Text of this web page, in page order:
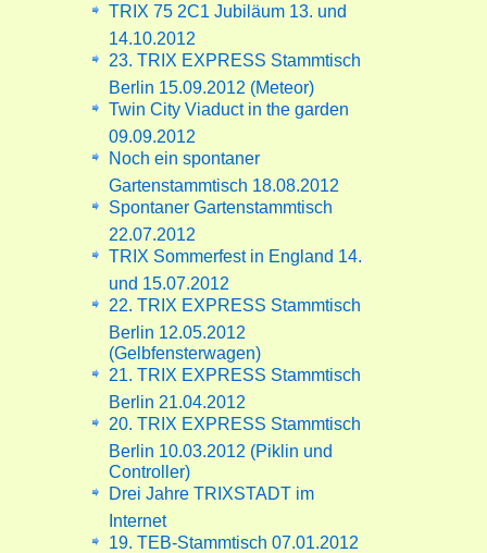
TRIX 75 2C1 Jubiläum 13. und
14.10.2012
23. TRIX EXPRESS Stammtisch
Berlin 15.09.2012 (Meteor)
Twin City Viaduct in the garden
09.09.2012
Noch ein spontaner
Gartenstammtisch 18.08.2012
Spontaner Gartenstammtisch
22.07.2012
TRIX Sommerfest in England 14.
und 15.07.2012
22. TRIX EXPRESS Stammtisch
Berlin 12.05.2012
(Gelbfensterwagen)
21. TRIX EXPRESS Stammtisch
Berlin 21.04.2012
20. TRIX EXPRESS Stammtisch
Berlin 10.03.2012 (Piklin und
Controller)
Drei Jahre TRIXSTADT im
Internet
19. TEB-Stammtisch 07.01.2012